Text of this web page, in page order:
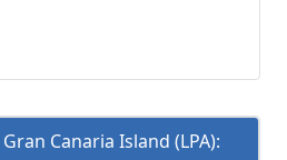
Canaria Island (LPA):